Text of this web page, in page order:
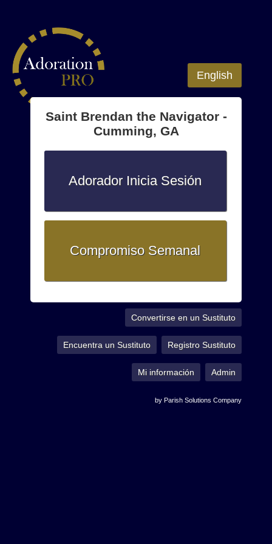
English
Saint Brendan the Navigator -
Cumming, GA
Adorador Inicia Sesión
Compromiso Semanal
Convertirse en un Sustituto
Encuentra un Sustituto Registro Sustituto
Mi información Admin
by Parish Solutions Company